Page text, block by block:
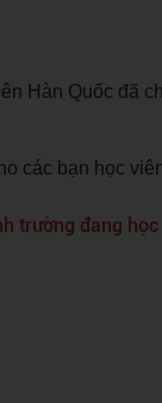
Hàn Quốc đã
các bạn học
trường đang học